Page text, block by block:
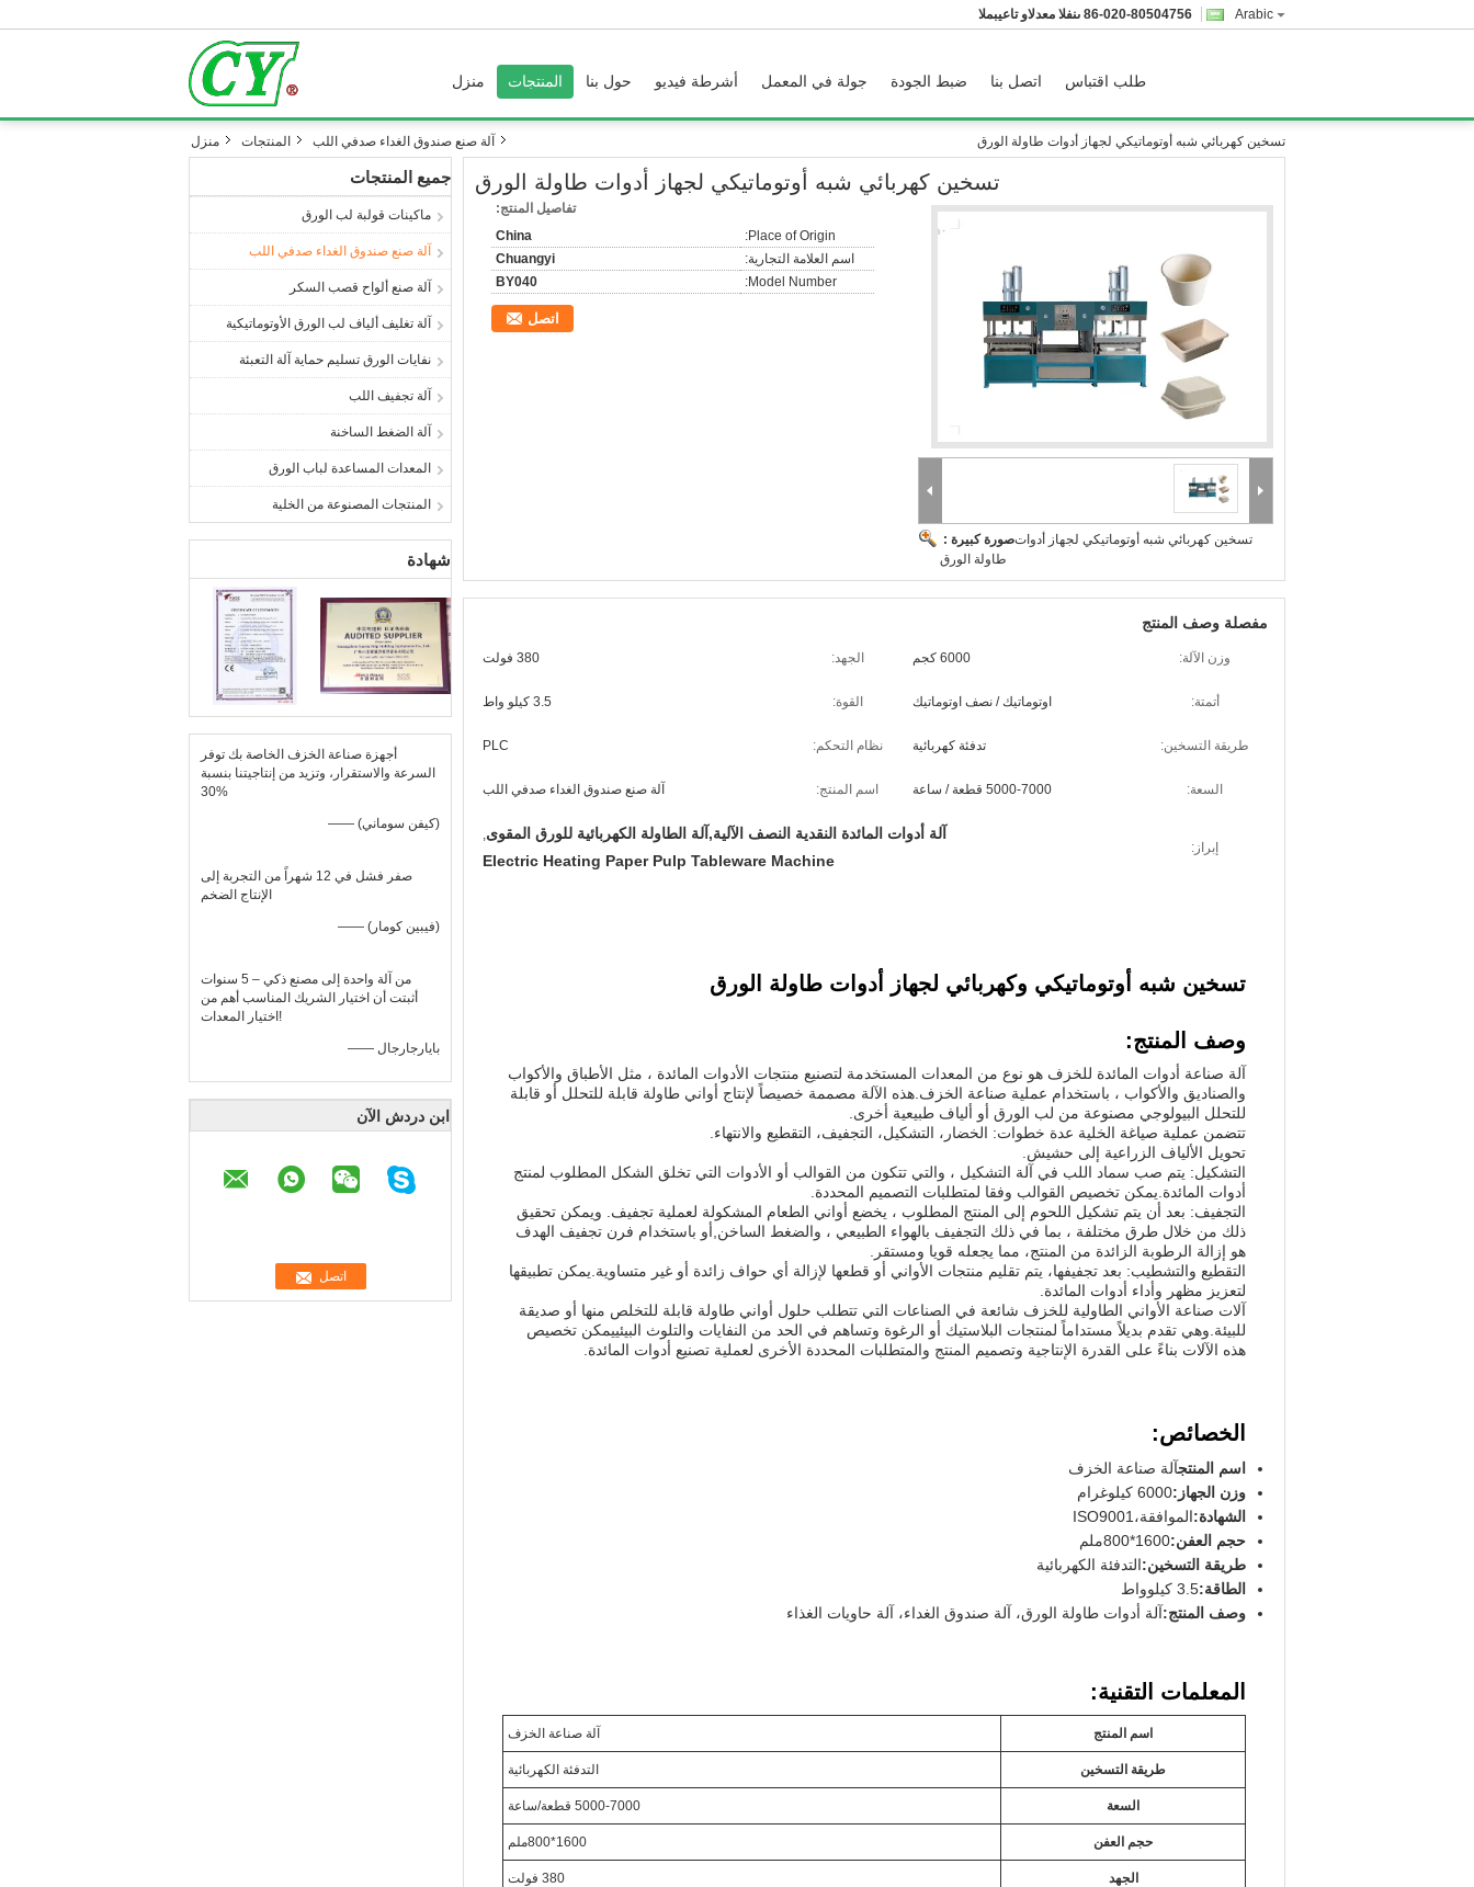
Arabic المبيعات والدعم الفنى 86-020-80504756
منزل المنتجات حول بنا أشرطة فيديو جولة في المعمل ضبط الجودة اتصل بنا طلب اقتباس
منزل المنتجات آلة صنع صندوق الغداء صدفي اللب تسخين كهربائي شبه أوتوماتيكي لجهاز أدوات طاولة الورق
جميع المنتجات
ماكينات قولبة لب الورق
آلة صنع صندوق الغداء صدفي اللب
آلة صنع ألواح قصب السكر
آلة تغليف ألياف لب الورق الأوتوماتيكية
نفايات الورق تسليم حماية آلة التعبئة
آلة تجفيف اللب
آلة الضغط الساخنة
المعدات المساعدة لباب الورق
المنتجات المصنوعة من الخلية
شهادة
أجهزة صناعة الخزف الخاصة بك توفر
السرعة والاستقرار، وتزيد من إنتاجيتنا بنسبة
30%
—— (كيفن سوماني)
صفر فشل في 12 شهراً من التجربة إلى
الإنتاج الضخم
—— (فيبين كومار)
من آلة واحدة إلى مصنع ذكي – 5 سنوات
أثبتت أن اختيار الشريك المناسب أهم من
اختيار المعدات!
—— بايارجارجال
ابن دردش الآن
تسخين كهربائي شبه أوتوماتيكي لجهاز أدوات طاولة الورق
صورة كبيرة :تسخين كهربائي شبه أوتوماتيكي لجهاز أدوات
طاولة الورق
تفاصيل المنتج:
Place of Origin:
China
اسم العلامة التجارية:
Chuangyi
Model Number:
BY040
اتصل
مفصلة وصف المنتج
وزن الآلة: 6000 كجم الجهد: 380 فولت
أتمتة: اوتوماتيك / نصف اوتوماتيك القوة: 3.5 كيلو واط
طريقة التسخين: تدفئة كهربائية نظام التحكم: PLC
السعة: 5000-7000 قطعة / ساعة اسم المنتج: آلة صنع صندوق الغداء صدفي اللب
إبراز:
آلة أدوات المائدة النقدية النصف الآلية,آلة الطاولة الكهربائية للورق المقوى,
Electric Heating Paper Pulp Tableware Machine
تسخين شبه أوتوماتيكي وكهربائي لجهاز أدوات طاولة الورق
وصف المنتج:
آلة صناعة أدوات المائدة للخزف هو نوع من المعدات المستخدمة لتصنيع منتجات الأدوات المائدة ، مثل الأطباق والأكواب
والصناديق والأكواب ، باستخدام عملية صناعة الخزف.هذه الآلة مصممة خصيصاً لإنتاج أواني طاولة قابلة للتحلل أو قابلة
للتحلل البيولوجي مصنوعة من لب الورق أو ألياف طبيعية أخرى.
تتضمن عملية صياغة الخلية عدة خطوات: الخضار، التشكيل، التجفيف، التقطيع والانتهاء.
تحويل الألياف الزراعية إلى حشيش.
التشكيل: يتم صب سماد اللب في آلة التشكيل ، والتي تتكون من القوالب أو الأدوات التي تخلق الشكل المطلوب لمنتج
أدوات المائدة.يمكن تخصيص القوالب وفقا لمتطلبات التصميم المحددة.
التجفيف: بعد أن يتم تشكيل اللحوم إلى المنتج المطلوب ، يخضع أواني الطعام المشكولة لعملية تجفيف. ويمكن تحقيق
ذلك من خلال طرق مختلفة ، بما في ذلك التجفيف بالهواء الطبيعي ، والضغط الساخن,أو باستخدام فرن تجفيف الهدف
هو إزالة الرطوبة الزائدة من المنتج، مما يجعله قويا ومستقر.
التقطيع والتشطيب: بعد تجفيفها، يتم تقليم منتجات الأواني أو قطعها لإزالة أي حواف زائدة أو غير متساوية.يمكن تطبيقها
لتعزيز مظهر وأداء أدوات المائدة.
آلات صناعة الأواني الطاولية للخزف شائعة في الصناعات التي تتطلب حلول أواني طاولة قابلة للتخلص منها أو صديقة
للبيئة.وهي تقدم بديلاً مستداماً لمنتجات البلاستيك أو الرغوة وتساهم في الحد من النفايات والتلوث البيئييمكن تخصيص
هذه الآلات بناءً على القدرة الإنتاجية وتصميم المنتج والمتطلبات المحددة الأخرى لعملية تصنيع أدوات المائدة.
الخصائص:
اسم المنتجآلة صناعة الخزف
وزن الجهاز:6000 كيلوغرام
الشهادة:الموافقة،ISO9001
حجم العفن:1600*800ملم
طريقة التسخين:التدفئة الكهربائية
الطاقة:3.5 كيلوواط
وصف المنتج:آلة أدوات طاولة الورق، آلة صندوق الغداء، آلة حاويات الغذاء
المعلمات التقنية:
اسم المنتج آلة صناعة الخزف
طريقة التسخين التدفئة الكهربائية
السعة 5000-7000 قطعة/ساعة
حجم العفن 1600*800ملم
الجهد 380 فولت